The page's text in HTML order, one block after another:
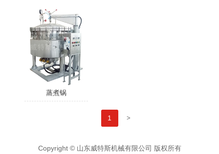
蒸煮锅
1 >
Copyright © 山东威特斯机械有限公司 版权所有